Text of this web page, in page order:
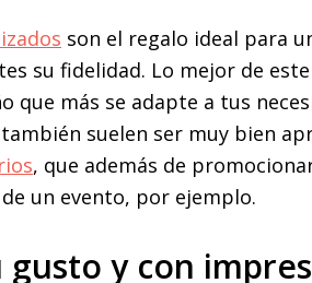
son el regalo ideal para
su fidelidad. Lo mejor de
que más se adapte a tus
suelen ser muy bien
, que además de
un evento, por ejemplo.
gusto y con